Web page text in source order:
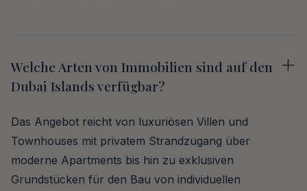
Welche Arten von Immobilien sind auf den
Dubai Islands verfügbar?
Das Angebot reicht von luxuriösen Villen und
Townhouses mit privatem Strandzugang über
moderne Apartments bis hin zu exklusiven
Grundstücken für den Bau von individuellen